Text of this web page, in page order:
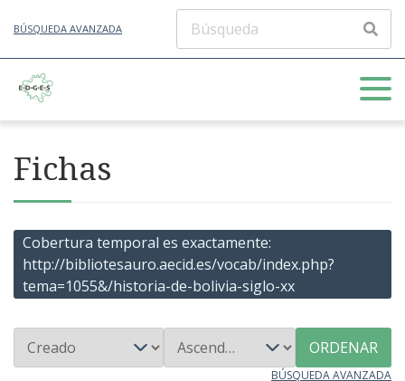
BÚSQUEDA AVANZADA
Fichas
Cobertura temporal es exactamente
http://bibliotesauro.aecid.es/vocab/index.php?
tema=1055&/historia-de-bolivia-siglo-xx
ORDENAR
BÚSQUEDA AVANZADA